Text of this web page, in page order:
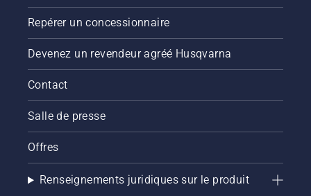
Repérer un concessionnaire
Devenez un revendeur agréé Husqvarna
Contact
Salle de presse
Offres
Renseignements juridiques sur le produit